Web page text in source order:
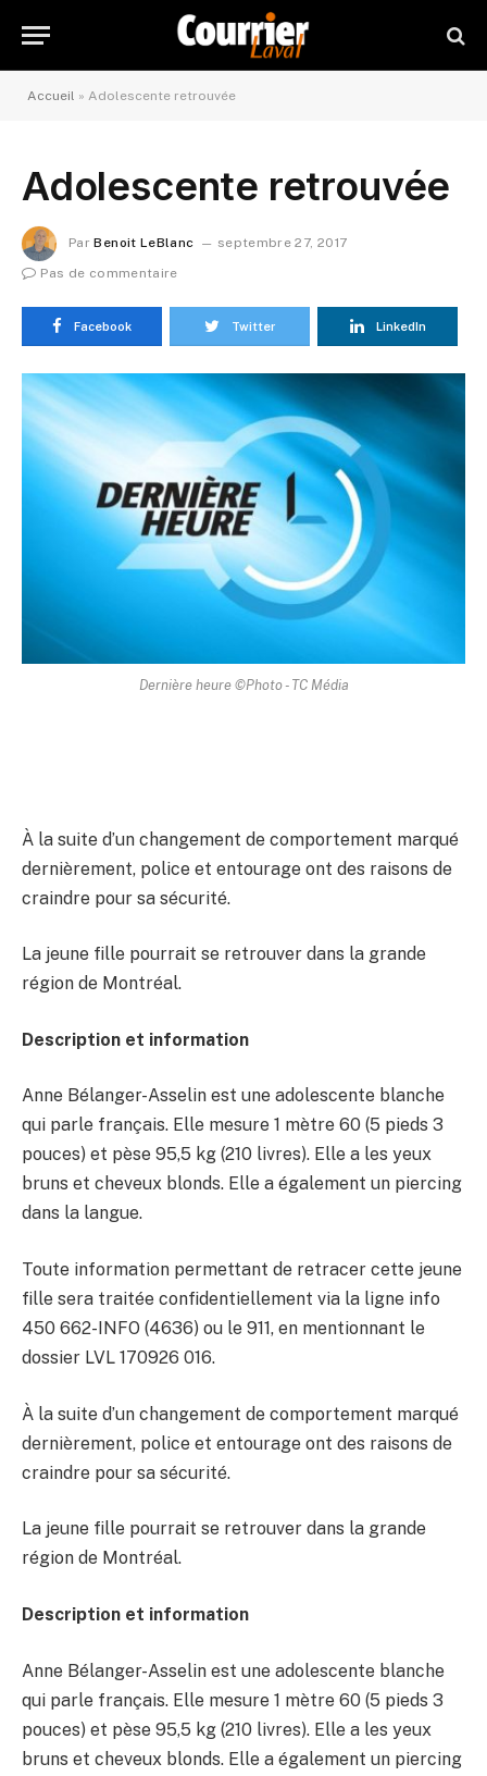
Accueil » Adolescente retrouvée
Adolescente retrouvée
Par Benoit LeBlanc
septembre 27, 2017
Pas de commentaire
Facebook Twitter LinkedIn
Dernière heure ©Photo - TC Média
À la suite d’un changement de comportement marqué
dernièrement, police et entourage ont des raisons de
craindre pour sa sécurité.
La jeune fille pourrait se retrouver dans la grande
région de Montréal.
Description et information
Anne Bélanger-Asselin est une adolescente blanche
qui parle français. Elle mesure 1 mètre 60 (5 pieds 3
pouces) et pèse 95,5 kg (210 livres). Elle a les yeux
bruns et cheveux blonds. Elle a également un piercing
dans la langue.
Toute information permettant de retracer cette jeune
fille sera traitée confidentiellement via la ligne info
450 662-INFO (4636) ou le 911, en mentionnant le
dossier LVL 170926 016.
À la suite d’un changement de comportement marqué
dernièrement, police et entourage ont des raisons de
craindre pour sa sécurité.
La jeune fille pourrait se retrouver dans la grande
région de Montréal.
Description et information
Anne Bélanger-Asselin est une adolescente blanche
qui parle français. Elle mesure 1 mètre 60 (5 pieds 3
pouces) et pèse 95,5 kg (210 livres). Elle a les yeux
bruns et cheveux blonds. Elle a également un piercing